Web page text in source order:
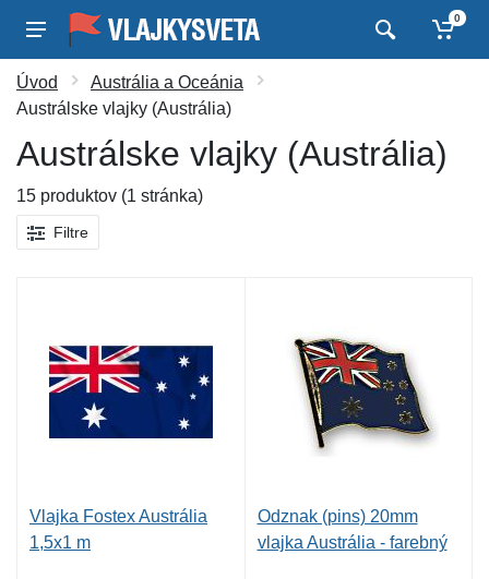
0
Úvod
Austrália a Oceánia
Austrálske vlajky (Austrália)
Austrálske vlajky (Austrália)
15 produktov (1 stránka)
Filtre
Vlajka Fostex Austrália
1,5x1 m
Odznak (pins) 20mm
vlajka Austrália - farebný